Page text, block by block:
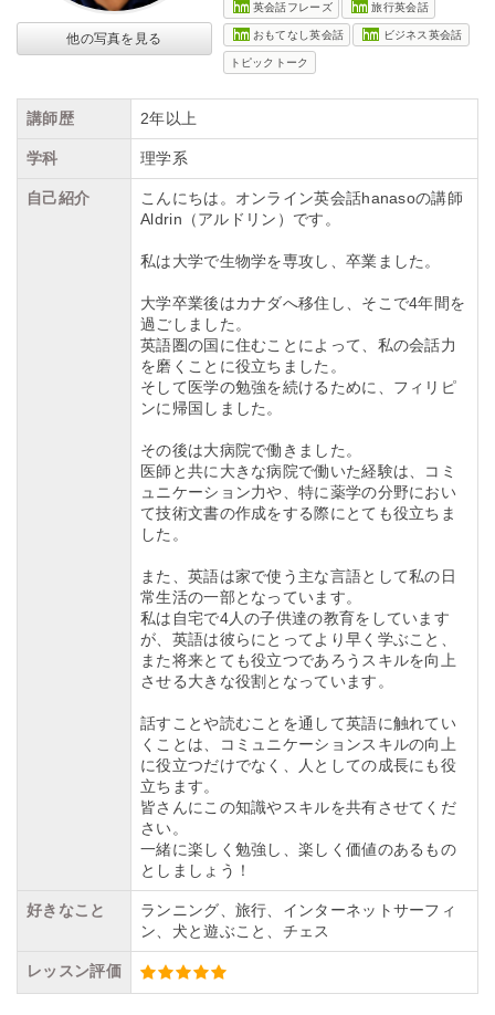
他の写真を見る
英会話フレーズ 旅行英会話
おもてなし英会話 ビジネス英会話
トピックトーク
講師歴 2年以上
学科 理学系
自己紹介
こんにちは。オンライン英会話hanasoの講師
Aldrin（アルドリン）です。
私は大学で生物学を専攻し、卒業ました。
大学卒業後はカナダへ移住し、そこで4年間を
過ごしました。
英語圏の国に住むことによって、私の会話力
を磨くことに役立ちました。
そして医学の勉強を続けるために、フィリピ
ンに帰国しました。
その後は大病院で働きました。
医師と共に大きな病院で働いた経験は、コミ
ュニケーション力や、特に薬学の分野におい
て技術文書の作成をする際にとても役立ちま
した。
また、英語は家で使う主な言語として私の日
常生活の一部となっています。
私は自宅で4人の子供達の教育をしています
が、英語は彼らにとってより早く学ぶこと、
また将来とても役立つであろうスキルを向上
させる大きな役割となっています。
話すことや読むことを通して英語に触れてい
くことは、コミュニケーションスキルの向上
に役立つだけでなく、人としての成長にも役
立ちます。
皆さんにこの知識やスキルを共有させてくだ
さい。
一緒に楽しく勉強し、楽しく価値のあるもの
としましょう！
好きなこと
ランニング、旅行、インターネットサーフィ
ン、犬と遊ぶこと、チェス
レッスン評価